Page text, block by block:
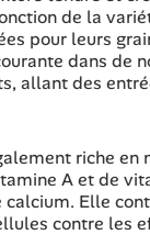
de la
pour leurs
dans de
allant des
riche en
A et de
Elle
contre les